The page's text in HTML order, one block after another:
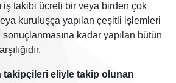
iş takibi ücreti bir veya birden çok
kuruluşça yapılan çeşitli işlemleri
kadar yapılan bütün
takipçileri eliyle takip olunan